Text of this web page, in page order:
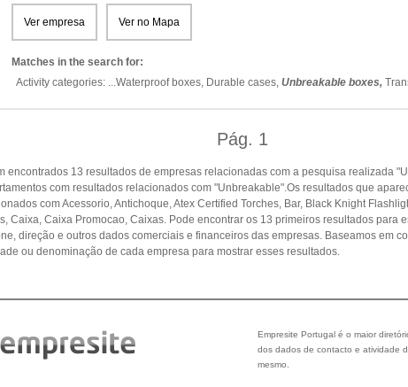
Ver empresa Ver no Mapa
Matches in the search for:
Activity categories: ...Waterproof boxes, Durable cases, Unbreakable boxes,
Pág. 1
encontrados 13 resultados de empresas relacionadas com a pesquisa realizada
com resultados relacionados com "Unbreakable".Os resultados que
com Acessorio, Antichoque, Atex Certified Torches, Bar, Black Knight
Caixa, Caixa Promocao, Caixas. Pode encontrar os 13 primeiros resultados para
direção e outros dados comerciais e financeiros das empresas. Baseamos em
ou denominação de cada empresa para mostrar esses resultados.
Empresite Portugal é o maior
dos dados de contacto e atividade
mesmo.